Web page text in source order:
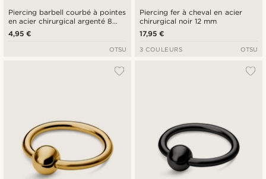
Piercing barbell courbé à pointes
en acier chirurgical argenté 8
mm
4,95 €
OTSU
Piercing fer à cheval en acier
chirurgical noir 12 mm
17,95 €
3 COULEURS OTSU